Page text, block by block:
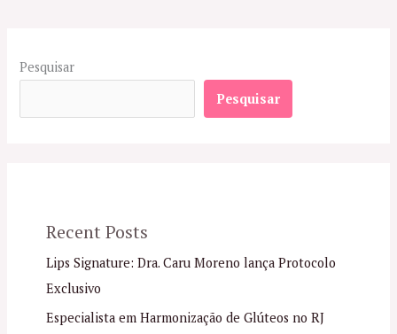
Pesquisar
Pesquisar
Recent Posts
Lips Signature: Dra. Caru Moreno lança Protocolo
Exclusivo
Especialista em Harmonização de Glúteos no RJ